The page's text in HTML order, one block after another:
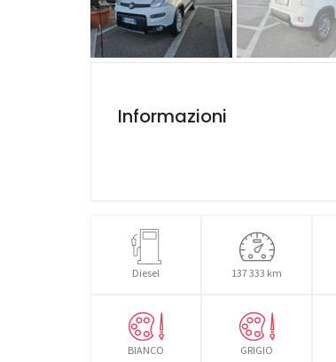
Informazioni
Diesel 137 333 km
BIANCO GRIGIO